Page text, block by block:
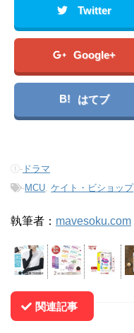
Twitter
Google+
B! はてブ
- ドラマ
-MCU ,ケイト・ビショップ
執筆者： mavesoku.com
関連記事